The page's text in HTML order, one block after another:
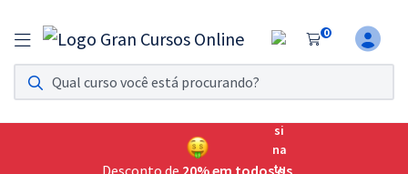
0
Assinatura Ilimitada 11
Acesso a todos os cursos. Teste grátis por 7 dias!
Assinatura OAB Até Passar
Acesso ilimitado a toda preparação para o Exame da
Desconto de 20% em todos os